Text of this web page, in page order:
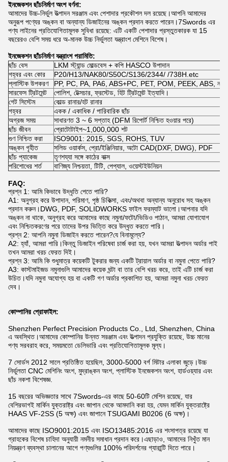
ইনজেকশন ছাঁচনির্মাণ অংশ বর্ণনা:
আমাদের উচ্চ-নির্ভুল উত্পাদন সরঞ্জাম এবং পেশাদার প্রকৌশল দল রয়েছে।আপনি আমাদের
অনুরূপ পণ্যের অঙ্কন বা অন্যান্য ডিজাইনের অঙ্কন প্রদান করতে পারেন।7Swords এর
পণ্য লাইনের প্রতিযোগিতামূলক সুবিধা রয়েছে: এটি একটি পেশাদার প্রস্তুতকারক যা 15
বছরেরও বেশি সময় ধরে অ-মানক উচ্চ নির্ভুলতা যন্ত্রাংশ মেশিনে বিশেষ।
ইনজেকশন ছাঁচনির্মাণ যন্ত্রাংশ পরামিতি:
ছাঁচ বেস
LKM স্ট্যান্ড মোল্ডবেস + কপি HASCO উপাদান
গহ্বর এবং কোর
P20/H13/NAK80/S50C/S136/2344/ /738H.etc
প্লাস্টিক উপকরণ
PP, PC, PA, PA6, ABS+PC, PET, POM, PEEK, ABS,
সারফেস ট্রিটমেন্ট
পোলিশ, টেক্সচার, ফ্রস্টেড, হিট ট্রিটমেন্ট ইত্যাদি।
গেট সিস্টেম
কোল্ড রানার/হট রানার
গহ্বর
একক / একাধিক / পারিবারিক ছাঁচ
অগ্রজ সময়
সাধারণত 3 ~ 6 সপ্তাহ (DFM রিপোর্ট নিশ্চিত হওয়ার পরে)
ছাঁচ জীবন
প্রোটোটাইপ~1,000,000 শট
গুণ নিশ্চিত করা
ISO9001: 2015, SGS, ROHS, TUV
অঙ্কন গৃহীত
সলিড ওয়ার্কস, প্রো/ইঞ্জিনিয়ার, অটো CAD(DXF, DWG), PDF
ছাঁচ প্যাকেজ
তৃণশয্যা সঙ্গে কাঠের বাক্স
পরিশোধের শর্ত
বাণিজ্য নিশ্চয়তা, টিটি, পেপ্যাল, ওয়েস্টইউনিয়ন
FAQ:
প্রশ্ন 1: আমি কিভাবে উদ্ধৃতি পেতে পারি?
A1: অনুগ্রহ করে উপাদান, পরিমাণ, পৃষ্ঠ চিকিত্সা, এবং/অথবা অন্যান্য অনুরোধ সহ অঙ্কন
প্রদান করুন।DWG, PDF, SOLIDWORKS ফাইল ফরম্যাট ভালো।আপনার যদি
অঙ্কন না থাকে, অনুগ্রহ করে আমাদের কাছে নমুনা/ফটো/ভিডিও পাঠান, আমরা যোগাযোগ
এবং নিশ্চিতকরণের পরে তাদের উপর ভিত্তি করে উদ্ধৃত করতে পারি।
প্রশ্ন 2: আপনি নমুনা ডিজাইন করতে পারেন?যে বিনামূল্যে?
A2: হ্যাঁ, আমরা পারি।কিন্তু ডিজাইন পরিষেবা চার্জ করা হয়, যখন আমরা উত্পাদন অর্ডার পাই
তখন আমরা খরচ ফেরত দিই।
প্রশ্ন 3: আমি কি শুধুমাত্র কয়েকটি টুকরার জন্য একটি ট্রায়াল অর্ডার বা নমুনা পেতে পারি?
A3: কাস্টমাইজড নমুনাগুলি আমাদের কয়েক ঘন্টা বা তার বেশি খরচ করে, তাই এটি চার্জ করা
উচিত।যদি নমুনা অযোগ্য হয় বা একটি গণ অর্ডার প্রকাশিত হয়, আমরা নমুনা খরচ ফেরত
দেব।
কোম্পানির প্রোফাইল:
Shenzhen Perfect Precision Products Co., Ltd, Shenzhen, China
এ অবস্থিত।আমাদের কোম্পানির উন্নত সরঞ্জাম এবং উত্পাদন প্রযুক্তি রয়েছে, উচ্চ মানের
পণ্য সরবরাহ করে, সময়মতো ডেলিভারি এবং প্রতিযোগিতামূলক মূল্য।
7 সোর্ডস 2012 সালে প্রতিষ্ঠিত হয়েছিল, 3000-5000 বর্গ মিটার এলাকা জুড়ে।উচ্চ
নির্ভুলতা CNC মেশিনিং অংশ, মুদ্রাঙ্কন অংশ, প্লাস্টিক ইনজেকশন অংশ, হার্ডওয়্যার এবং
ছাঁচ নকশা বিশেষজ্ঞ.
15 বছরের অভিজ্ঞতার সাথে 7Swords-এর কাছে 50-60টি মেশিন রয়েছে, যার
বেশিরভাগই মার্কিন যুক্তরাষ্ট্র এবং জাপান থেকে আমদানি করা হয়, যেমন মার্কিন যুক্তরাষ্ট্রে
HAAS VF-2SS (5 অক্ষ) এবং জাপানে TSUGAMI B0206 (6 অক্ষ)।
আমাদের কাছে ISO9001:2015 এবং ISO13485:2016 এর শংসাপত্র রয়েছে যা
গ্রাহকের বিশেষ চাহিদা অনুযায়ী নমনীয় সমাধান প্রদান করে।এছাড়াও, আমাদের নিখুঁত মান
নিয়ন্ত্রণ ব্যবস্থা চালানের আগে পণ্যগুলির 100% পরিদর্শনের গ্যারান্টি দিতে পারে।